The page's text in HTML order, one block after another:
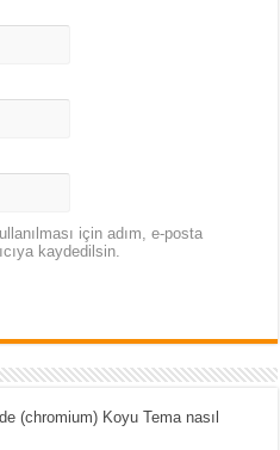
için adım, e-posta
kaydedilsin.
(chromium) Koyu Tema nasıl